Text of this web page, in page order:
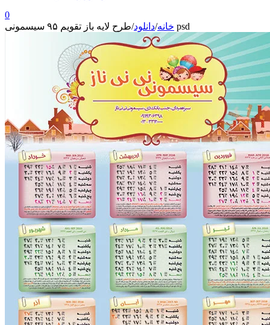
0
خانه/دانلود/ طرح لایه باز تقویم ۹۵ سیسمونی psd